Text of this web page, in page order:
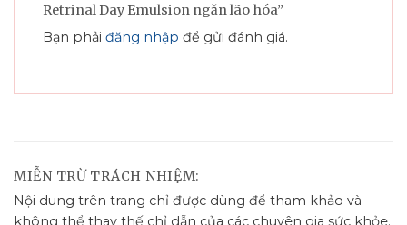
Retrinal Day Emulsion ngăn lão hóa”
Bạn phải đăng nhập để gửi đánh giá.
MIỄN TRỪ TRÁCH NHIỆM:
Nội dung trên trang chỉ được dùng để tham khảo và